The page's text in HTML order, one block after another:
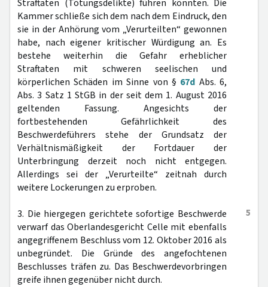
Straftaten (Tötungsdelikte) führen könnten. Die
Kammer schließe sich dem nach dem Eindruck, den
sie in der Anhörung vom „Verurteilten“ gewonnen
habe, nach eigener kritischer Würdigung an. Es
bestehe weiterhin die Gefahr erheblicher
Straftaten mit schweren seelischen und
körperlichen Schäden im Sinne von § 67d Abs. 6,
Abs. 3 Satz 1 StGB in der seit dem 1. August 2016
geltenden Fassung. Angesichts der
fortbestehenden Gefährlichkeit des
Beschwerdeführers stehe der Grundsatz der
Verhältnismäßigkeit der Fortdauer der
Unterbringung derzeit noch nicht entgegen.
Allerdings sei der „Verurteilte“ zeitnah durch
weitere Lockerungen zu erproben.
5
3. Die hiergegen gerichtete sofortige Beschwerde
verwarf das Oberlandesgericht Celle mit ebenfalls
angegriffenem Beschluss vom 12. Oktober 2016 als
unbegründet. Die Gründe des angefochtenen
Beschlusses träfen zu. Das Beschwerdevorbringen
greife ihnen gegenüber nicht durch.